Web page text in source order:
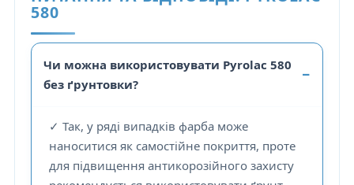
580
Чи можна використовувати Pyrolac 580
без ґрунтовки?
✓ Так, у ряді випадків фарба може
наноситися як самостійне покриття, проте
для підвищення антикорозійного захисту